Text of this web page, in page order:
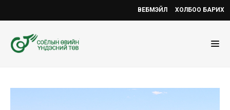
ВЕБМЭЙЛ ХОЛБОО БАРИХ